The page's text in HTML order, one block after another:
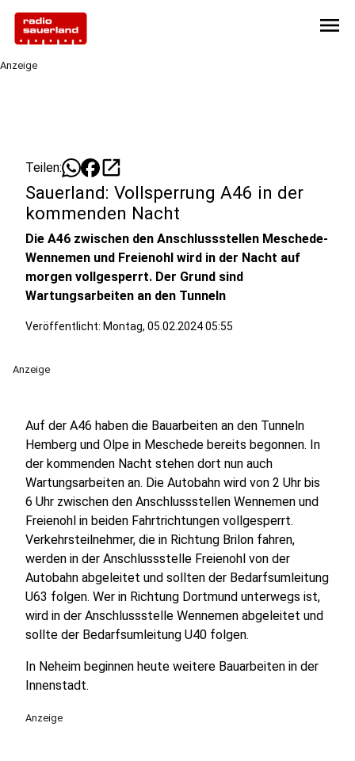
menu
Anzeige
Teilen: open_in_new
Sauerland: Vollsperrung A46 in der
kommenden Nacht
Die A46 zwischen den Anschlussstellen Meschede-
Wennemen und Freienohl wird in der Nacht auf
morgen vollgesperrt. Der Grund sind
Wartungsarbeiten an den Tunneln
Veröffentlicht: Montag, 05.02.2024 05:55
Anzeige
Auf der A46 haben die Bauarbeiten an den Tunneln
Hemberg und Olpe in Meschede bereits begonnen. In
der kommenden Nacht stehen dort nun auch
Wartungsarbeiten an. Die Autobahn wird von 2 Uhr bis
6 Uhr zwischen den Anschlussstellen Wennemen und
Freienohl in beiden Fahrtrichtungen vollgesperrt.
Verkehrsteilnehmer, die in Richtung Brilon fahren,
werden in der Anschlussstelle Freienohl von der
Autobahn abgeleitet und sollten der Bedarfsumleitung
U63 folgen. Wer in Richtung Dortmund unterwegs ist,
wird in der Anschlussstelle Wennemen abgeleitet und
sollte der Bedarfsumleitung U40 folgen.
In Neheim beginnen heute weitere Bauarbeiten in der
Innenstadt.
Anzeige